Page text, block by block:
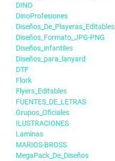
DINO
DinoProfesiones
Diseños_De_Playeras_Editables
Diseños_Formato_JPG-PNG
Diseños_infantiles
Diseños_para_lanyard
DTF
Flork
Flyers_Editables
FUENTES_DE_LETRAS
Grupos_Oficiales
ILUSTRACIONES
Laminas
MARIOS-BROSS
MegaPack_De_Diseños